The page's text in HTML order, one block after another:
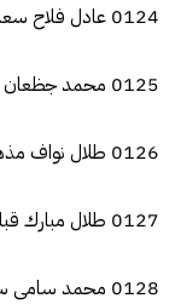
0124 عادل فلاح سعد العازمي
0125 محمد جظعان عبدالله العازمى
0126 طلال نواف مذهل العازمي
0127 طلال مبارك قبلان العازمى
0128 محمد سامى سعد الجناع